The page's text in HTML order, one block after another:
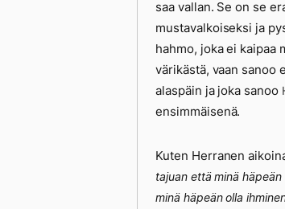
saa vallan. Se on se
mustavalkoiseksi ja
hahmo, joka ei kaipaa
värikästä, vaan sanoo
alaspäin ja joka sanoo
ensimmäisenä.
Kuten Herranen
tajuan että minä
minä häpeän olla